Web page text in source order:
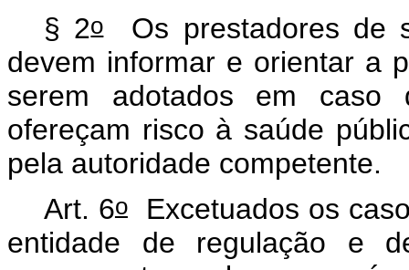
§ 2oOs prestadores de
devem informar e orientar a
serem adotados em caso
ofereçam risco à saúde
pela autoridade competente.
Art. 6oExcetuados os
entidade de regulação e